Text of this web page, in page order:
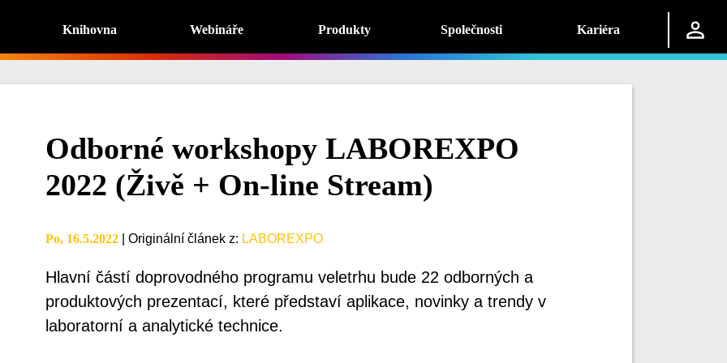
Knihovna Webináře Produkty Společnosti Kariéra
Odborné workshopy LABOREXPO
2022 (Živě + On-line Stream)
Po, 16.5.2022 Originální článek z: LABOREXPO
Hlavní částí doprovodného programu veletrhu bude 22 odborných a
produktových prezentací, které představí aplikace, novinky a trendy v
laboratorní a analytické technice.